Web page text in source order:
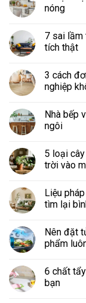
nóng
7 sai lầm
tích thật
3 cách
nghiệp
Nhà bếp
ngôi
5 loại
trời vào
Liệu
tìm lại
Nên đặt
phẩm
6 chất
bạn